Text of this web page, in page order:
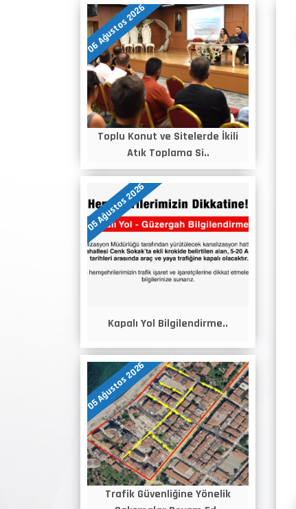
06 Ağustos 2026
Toplu Konut ve Sitelerde İkili
Atık Toplama Si..
05 Ağustos 2026
Kapalı Yol Bilgilendirme..
05 Ağustos 2026
Trafik Güvenliğine Yönelik
İlanlar